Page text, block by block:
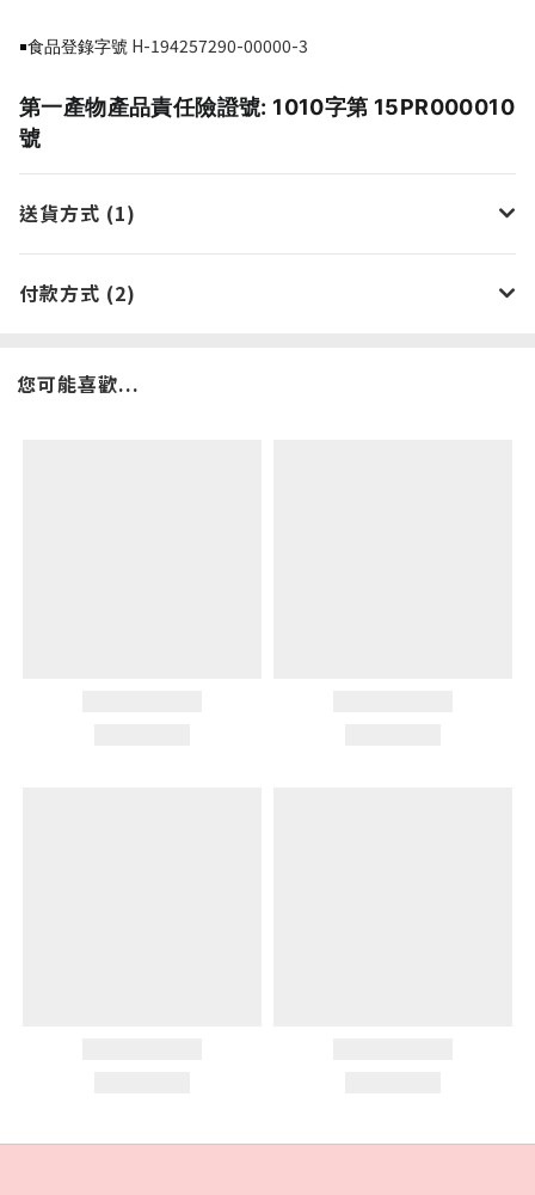
￭食品登錄字號 H-194257290-00000-3
第一產物產品責任險證號: 1010字第 15PR000010
號
送貨方式 (1)
付款方式 (2)
您可能喜歡...